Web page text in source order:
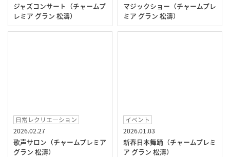
ジャズコンサート（チャームプ
レミア グラン 松濤）
マジックショー（チャームプレ
ミア グラン 松濤）
日常レクリエ―ション
2026.02.27
歌声サロン（チャームプレミア
グラン 松濤）
イベント
2026.01.03
新春日本舞踊（チャームプレミ
ア グラン 松濤）